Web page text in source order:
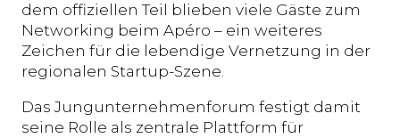
dem offiziellen Teil blieben viele Gäste zum
Networking beim Apéro – ein weiteres
Zeichen für die lebendige Vernetzung in der
regionalen Startup-Szene.
Das Jungunternehmenforum festigt damit
seine Rolle als zentrale Plattform für